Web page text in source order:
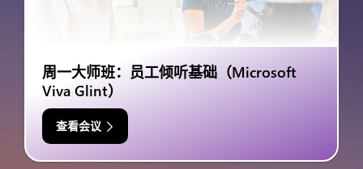
周一大师班：员工倾听基础（Microsoft
Viva Glint）
查看会议